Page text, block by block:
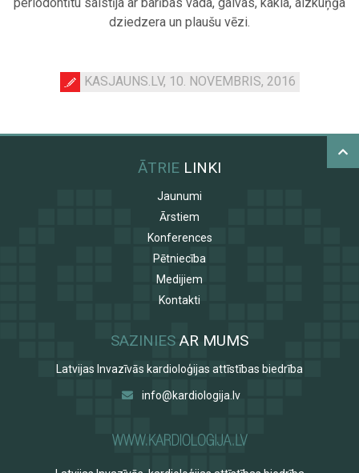
dziedzera un plaušu vēzi.
KASJAUNS.LV, 10. NOVEMBRIS, 2016
ĀTRIE LINKI
Jaunumi
Ārstiem
Konferences
Pētniecība
Medijiem
Kontakti
SAZINIES AR MUMS
Latvijas Invazīvās kardioloģijas attīstības biedrība
info@kardiologija.lv